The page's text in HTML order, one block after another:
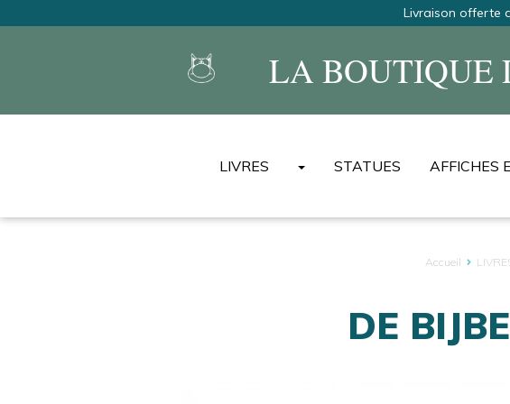
Livraison offerte
LA BOUTIQUE
LIVRES
ALBUMS DU CHAT
STATUES AFFICHES
AFFICHES
Accueil
DE